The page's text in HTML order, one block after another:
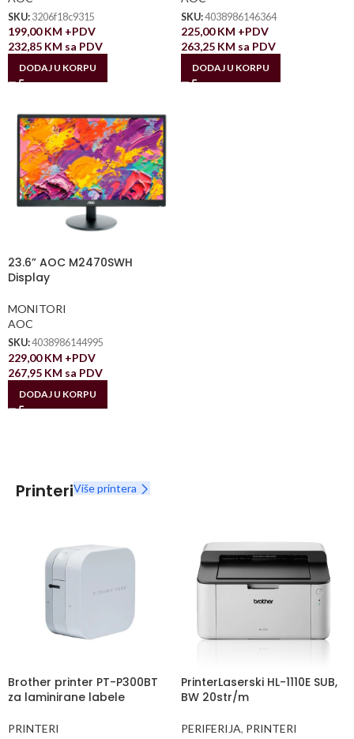
SKU: 3206f18c9315
199,00KM +PDV
232,85 KM sa PDV
DODAJ U KORPU
SKU:4038986146364
225,00KM +PDV
263,25 KM sa PDV
DODAJ U KORPU
23.6” AOC M2470SWH
Display
MONITORI
AOC
SKU:4038986144995
229,00KM +PDV
267,95 KM sa PDV
DODAJ U KORPU
PrinteriViše printera
Brother printer PT-P300BT
za laminirane labele
PRINTERI
PrinterLaserski HL-1110E SUB,
BW 20str/m
PERIFERIJA, PRINTERI